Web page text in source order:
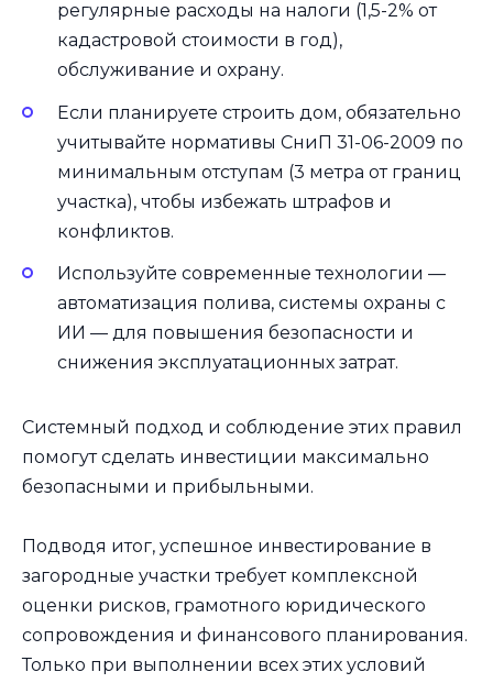
регулярные расходы на налоги (1,5-2% от
кадастровой стоимости в год),
обслуживание и охрану.
Если планируете строить дом, обязательно
учитывайте нормативы СниП 31-06-2009 по
минимальным отступам (3 метра от границ
участка), чтобы избежать штрафов и
конфликтов.
Используйте современные технологии —
автоматизация полива, системы охраны с
ИИ — для повышения безопасности и
снижения эксплуатационных затрат.
Системный подход и соблюдение этих правил
помогут сделать инвестиции максимально
безопасными и прибыльными.
Подводя итог, успешное инвестирование в
загородные участки требует комплексной
оценки рисков, грамотного юридического
сопровождения и финансового планирования.
Только при выполнении всех этих условий